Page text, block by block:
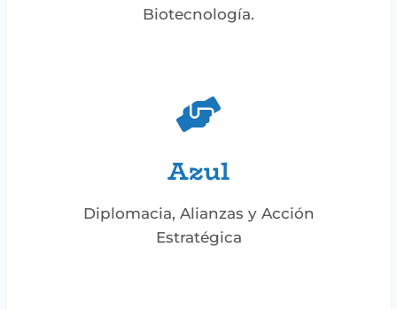
Biotecnología.
Azul
Diplomacia, Alianzas y Acción
Estratégica